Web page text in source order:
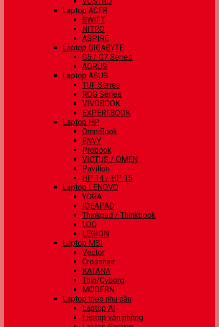
Laptop ACER
SWIFT
NITRO
ASPIRE
Laptop GIGABYTE
G5 / G7 Series
AORUS
Laptop ASUS
TUF Series
ROG Series
VIVOBOOK
EXPERTBOOK
Laptop HP
OmniBook
ENVY
Probook
VICTUS / OMEN
Pavilion
HP 14 / HP 15
Laptop LENOVO
YOGA
IDEAPAD
Thinkpad / Thinkbook
LOQ
LEGION
Laptop MSI
Vector
Crosshair
KATANA
Thin/Cyborg
MODERN
Laptop theo nhu cầu
Laptop AI
Laptop văn phòng